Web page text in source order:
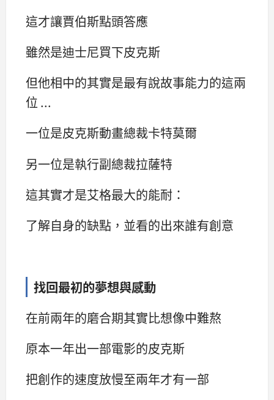
這才讓賈伯斯點頭答應
雖然是迪士尼買下皮克斯
但他相中的其實是最有說故事能力的這兩
位 ...
一位是皮克斯動畫總裁卡特莫爾
另一位是執行副總裁拉薩特
這其實才是艾格最大的能耐：
了解自身的缺點，並看的出來誰有創意
找回最初的夢想與感動
在前兩年的磨合期其實比想像中難熬
原本一年出一部電影的皮克斯
把創作的速度放慢至兩年才有一部